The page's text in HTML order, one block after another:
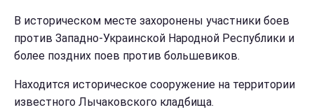
В историческом месте захоронены участники боев
против Западно-Украинской Народной Республики и
более поздних поев против большевиков.
Находится историческое сооружение на территории
известного Лычаковского кладбища.